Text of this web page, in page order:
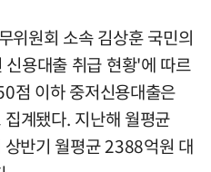
위원회 소속 김상훈 국민의
용대출 취급 현황'에 따르
점 이하 중저신용대출은
계됐다. 지난해 월평균
반기 월평균 2388억원 대